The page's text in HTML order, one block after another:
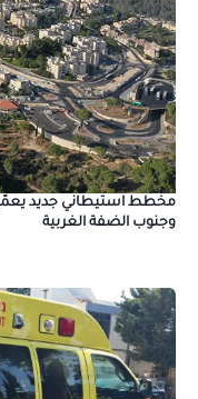
مخطط استيطاني جديد
وجنوب الضفة الغربية